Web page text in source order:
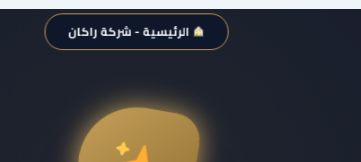
الرئيسية - شركة راكان